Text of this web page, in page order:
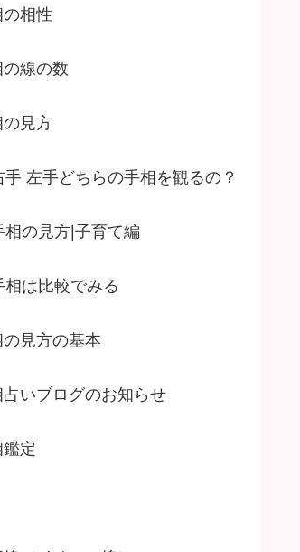
相性
線の数
の見方
手 左手どちらの手相を観るの？
相の見方|子育て編
相は比較でみる
見方の基本
占いブログのお知らせ
定